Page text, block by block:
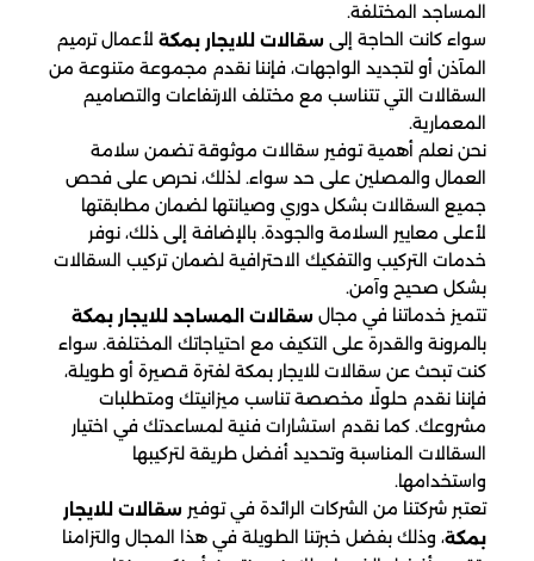
المساجد المختلفة.
سواء كانت الحاجة إلى سقالات للايجار بمكة لأعمال ترميم
المآذن أو لتجديد الواجهات، فإننا نقدم مجموعة متنوعة من
السقالات التي تتناسب مع مختلف الارتفاعات والتصاميم
المعمارية.
نحن نعلم أهمية توفير سقالات موثوقة تضمن سلامة
العمال والمصلين على حد سواء. لذلك، نحرص على فحص
جميع السقالات بشكل دوري وصيانتها لضمان مطابقتها
لأعلى معايير السلامة والجودة. بالإضافة إلى ذلك، نوفر
خدمات التركيب والتفكيك الاحترافية لضمان تركيب السقالات
بشكل صحيح وآمن.
تتميز خدماتنا في مجال سقالات المساجد للايجار بمكة
بالمرونة والقدرة على التكيف مع احتياجاتك المختلفة. سواء
كنت تبحث عن سقالات للايجار بمكة لفترة قصيرة أو طويلة،
فإننا نقدم حلولًا مخصصة تناسب ميزانيتك ومتطلبات
مشروعك. كما نقدم استشارات فنية لمساعدتك في اختيار
السقالات المناسبة وتحديد أفضل طريقة لتركيبها
واستخدامها.
تعتبر شركتنا من الشركات الرائدة في توفير سقالات للايجار
بمكة، وذلك بفضل خبرتنا الطويلة في هذا المجال والتزامنا